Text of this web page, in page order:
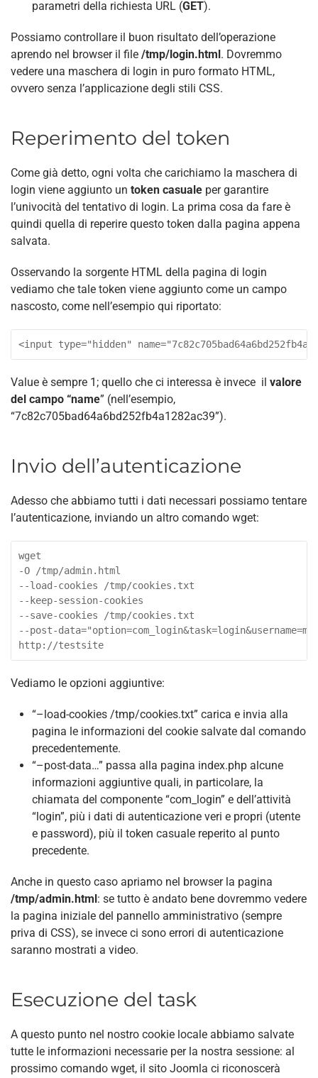
parametri della richiesta URL (GET).
Possiamo controllare il buon risultato dell’operazione
aprendo nel browser il file /tmp/login.html . Dovremmo
vedere una maschera di login in puro formato HTML,
ovvero senza l’applicazione degli stili CSS.
Reperimento del token
Come già detto, ogni volta che carichiamo la maschera di
login viene aggiunto un token casuale per garantire
l’univocità del tentativo di login. La prima cosa da fare è
quindi quella di reperire questo token dalla pagina appena
salvata.
Osservando la sorgente HTML della pagina di login
vediamo che tale token viene aggiunto come un campo
nascosto, come nell’esempio qui riportato:
<input type="hidden"
Value è sempre 1; quello che ci interessa è invece il valore
del campo “name” (nell’esempio,
“7c82c705bad64a6bd252fb4a1282ac39”).
Invio dell’autenticazione
Adesso che abbiamo tutti i dati necessari possiamo tentare
l’autenticazione, inviando un altro comando wget:
wget
-O /tmp/admin.html
--load-cookies /tmp/cookies.txt
--keep-session-cookies
--save-cookies /tmp/cookies.txt
--post-
http://testsite
Vediamo le opzioni aggiuntive:
“–load-cookies /tmp/cookies.txt” carica e invia alla
pagina le informazioni del cookie salvate dal comando
precedentemente.
“–post-data…” passa alla pagina index.php alcune
informazioni aggiuntive quali, in particolare, la
chiamata del componente “com_login” e dell’attività
“login”, più i dati di autenticazione veri e propri (utente
e password), più il token casuale reperito al punto
precedente.
Anche in questo caso apriamo nel browser la pagina
/tmp/admin.html : se tutto è andato bene dovremmo vedere
la pagina iniziale del pannello amministrativo (sempre
priva di CSS), se invece ci sono errori di autenticazione
saranno mostrati a video.
Esecuzione del task
A questo punto nel nostro cookie locale abbiamo salvate
tutte le informazioni necessarie per la nostra sessione: al
prossimo comando wget, il sito Joomla ci riconoscerà